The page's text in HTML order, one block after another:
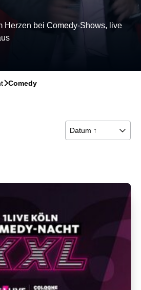
Herzen bei Comedy-Shows, live
􀆊Comedy
Datum ↑ 􀆈